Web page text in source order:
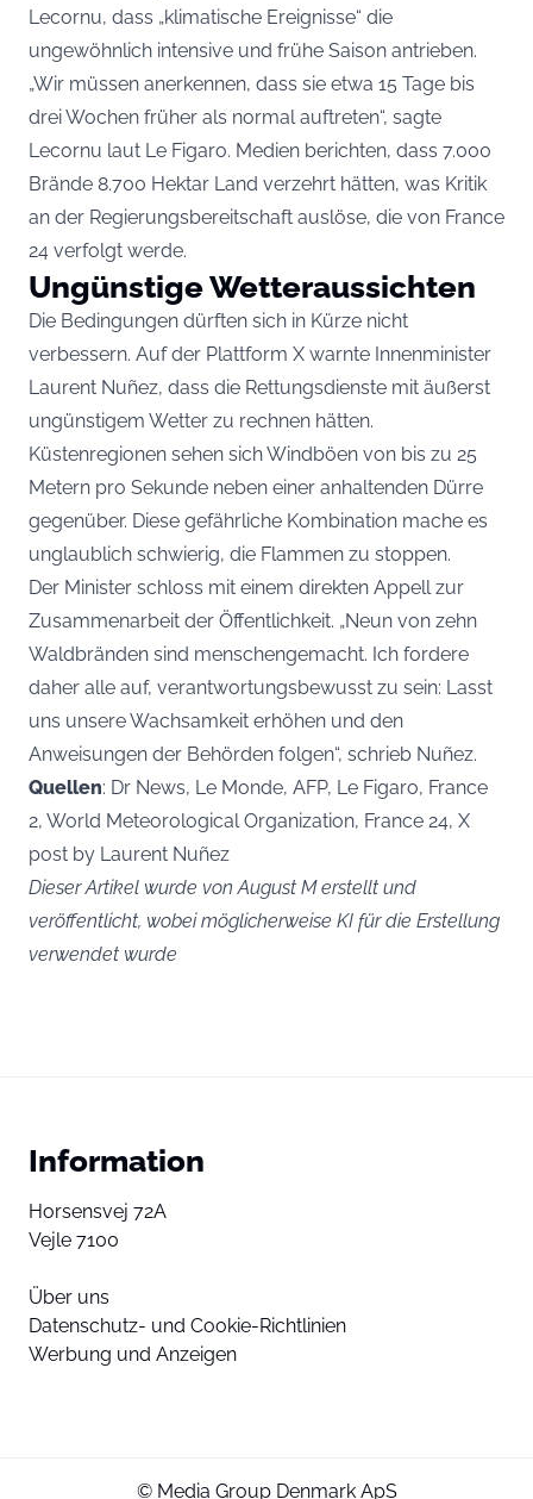
Lecornu, dass „klimatische Ereignisse“ die
ungewöhnlich intensive und frühe Saison antrieben.
„Wir müssen anerkennen, dass sie etwa 15 Tage bis
drei Wochen früher als normal auftreten“, sagte
Lecornu laut Le Figaro. Medien berichten, dass 7.000
Brände 8.700 Hektar Land verzehrt hätten, was Kritik
an der Regierungsbereitschaft auslöse, die von France
24 verfolgt werde.
Ungünstige Wetteraussichten
Die Bedingungen dürften sich in Kürze nicht
verbessern. Auf der Plattform X warnte Innenminister
Laurent Nuñez, dass die Rettungsdienste mit äußerst
ungünstigem Wetter zu rechnen hätten.
Küstenregionen sehen sich Windböen von bis zu 25
Metern pro Sekunde neben einer anhaltenden Dürre
gegenüber. Diese gefährliche Kombination mache es
unglaublich schwierig, die Flammen zu stoppen.
Der Minister schloss mit einem direkten Appell zur
Zusammenarbeit der Öffentlichkeit. „Neun von zehn
Waldbränden sind menschengemacht. Ich fordere
daher alle auf, verantwortungsbewusst zu sein: Lasst
uns unsere Wachsamkeit erhöhen und den
Anweisungen der Behörden folgen“, schrieb Nuñez.
Quellen: Dr News, Le Monde, AFP, Le Figaro, France
2, World Meteorological Organization, France 24, X
post by Laurent Nuñez
Dieser Artikel wurde von August M erstellt und
veröffentlicht, wobei möglicherweise KI für die Erstellung
verwendet wurde
Information
Horsensvej 72A
Vejle 7100
Über uns
Datenschutz- und Cookie-Richtlinien
Werbung und Anzeigen
© Media Group Denmark ApS